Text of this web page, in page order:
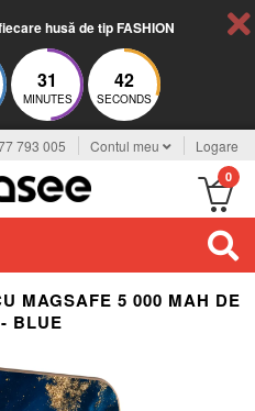
husă de tip FASHION
31
MINUTES
42
SECONDS
793 005 Contul meu Logare
0
MAGSAFE 5 000 MAH DE
BLUE